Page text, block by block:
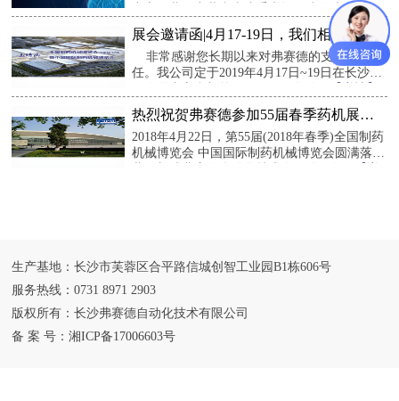
中心开幕。中共湖南省委书记、省人大常委
会...
展会邀请函|4月17-19日，我们相约长
沙，不见不散
非常感谢您长期以来对弗赛德的支持和信
任。我公司定于2019年4月17日~19日在长沙国
热烈祝贺弗赛德参加55届春季药机展取
得圆满成功
2018年4月22日，第55届(2018年春季)全国制药
机械博览会 中国国际制药机械博览会圆满落
生产基地：长沙市芙蓉区合平路信城创智工业园B1栋606号
服务热线：0731 8971 2903
版权所有：长沙弗赛德自动化技术有限公司
备 案 号：湘ICP备17006603号